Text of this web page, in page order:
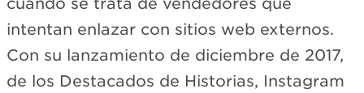
intentan enlazar con sitios web externos.
Con su lanzamiento de diciembre de 2017,
de los Destacados de Historias, Instagram